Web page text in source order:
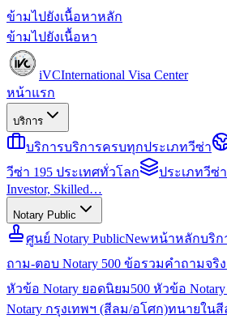
ข้ามไปยังเนื้อหาหลัก
ข้ามไปยังเนื้อหา
iVCInternational Visa Center
หน้าแรก
บริการ
บริการบริการครบทุกประเภทวีซ่า
วีซ่า 195 ประเทศทั่วโลก
ประเภทวีซ่า
Investor, Skilled…
Notary Public
ศูนย์ Notary PublicNewหน้าหลักบริก
ถาม-ตอบ Notary 500 ข้อรวมคำถามจริ
หัวข้อ Notary ยอดนิยม500 หัวข้อ
Notary กรุงเทพฯ (สีลม/อโศก)ทนายในสี